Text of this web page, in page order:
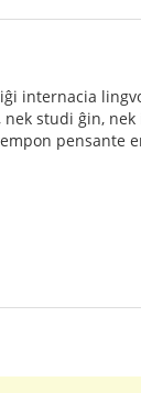
internacia
studi ĝin,
pensante